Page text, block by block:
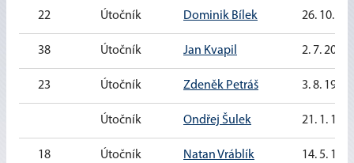
22 Útočník Dominik Bílek 26. 10.
38 Útočník Jan Kvapil 2. 7. 2000
23 Útočník Zdeněk Petráš 3. 8. 1991
Útočník Ondřej Šulek 21. 1.
18 Útočník Natan Vráblík 14. 5.